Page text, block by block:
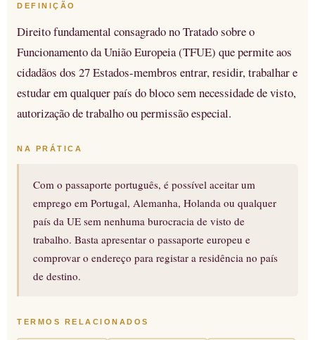
DEFINIÇÃO
Direito fundamental consagrado no Tratado sobre o
Funcionamento da União Europeia (TFUE) que permite aos
cidadãos dos 27 Estados-membros entrar, residir, trabalhar e
estudar em qualquer país do bloco sem necessidade de visto,
autorização de trabalho ou permissão especial.
NA PRÁTICA
Com o passaporte português, é possível aceitar um
emprego em Portugal, Alemanha, Holanda ou qualquer
país da UE sem nenhuma burocracia de visto de
trabalho. Basta apresentar o passaporte europeu e
comprovar o endereço para registar a residência no país
de destino.
TERMOS RELACIONADOS